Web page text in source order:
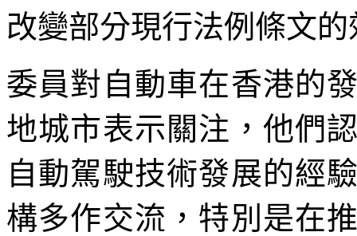
改變部分現行法例條文的
委員對自動車在香港的
地城市表示關注，他們
自動駕駛技術發展的經
構多作交流，特別是在